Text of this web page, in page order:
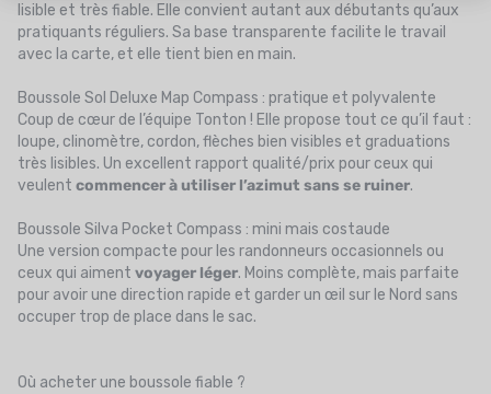
lisible et très fiable. Elle convient autant aux débutants qu’aux
pratiquants réguliers. Sa base transparente facilite le travail
avec la carte, et elle tient bien en main.
Boussole Sol Deluxe Map Compass : pratique et polyvalente
Coup de cœur de l’équipe Tonton ! Elle propose tout ce qu’il faut :
loupe, clinomètre, cordon, flèches bien visibles et graduations
très lisibles. Un excellent rapport qualité/prix pour ceux qui
veulent commencer à utiliser l’azimut sans se ruiner.
Boussole Silva Pocket Compass : mini mais costaude
Une version compacte pour les randonneurs occasionnels ou
ceux qui aiment voyager léger. Moins complète, mais parfaite
pour avoir une direction rapide et garder un œil sur le Nord sans
occuper trop de place dans le sac.
Où acheter une boussole fiable ?